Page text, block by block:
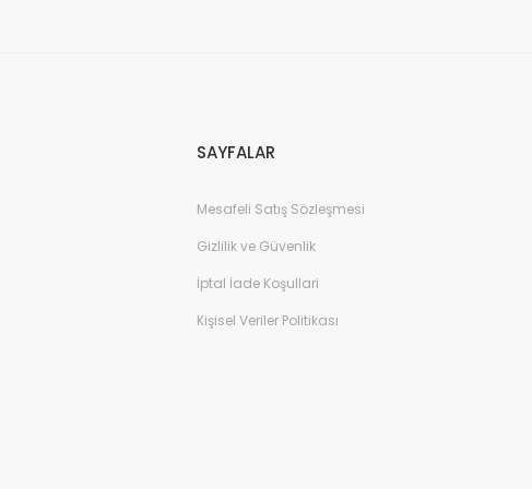
SAYFALAR
Mesafeli Satış Sözleşmesi
Gizlilik ve Güvenlik
İptal İade Koşullari
Kişisel Veriler Politikası